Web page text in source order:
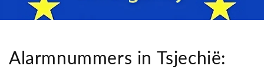
Alarmnummers in Tsjechië: